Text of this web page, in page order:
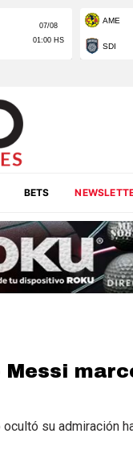
BETS
su admiración